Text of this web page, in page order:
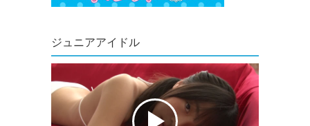
ジュニアアイドル